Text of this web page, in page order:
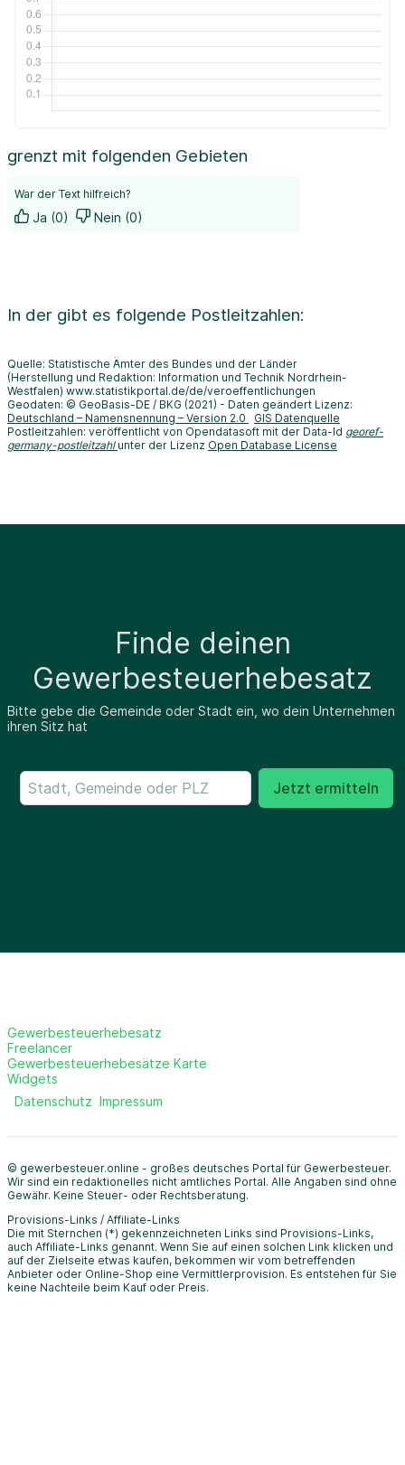
grenzt mit folgenden Gebieten
War der Text hilfreich?
Ja (0) Nein (0)
In der gibt es folgende Postleitzahlen:
Quelle: Statistische Ämter des Bundes und der Länder
(Herstellung und Redaktion: Information und Technik Nordrhein-
Westfalen) www.statistikportal.de/de/veroeffentlichungen
Geodaten: © GeoBasis-DE / BKG (2021) - Daten geändert Lizenz:
Deutschland – Namensnennung – Version 2.0
GIS Datenquelle
Postleitzahlen: veröffentlicht von Opendatasoft mit der Data-Id georef-
germany-postleitzahl unter der Lizenz Open Database License
Finde deinen
Gewerbesteuerhebesatz
Bitte gebe die Gemeinde oder Stadt ein, wo dein Unternehmen
ihren Sitz hat
Jetzt ermitteln
Gewerbesteuerhebesatz
Freelancer
Gewerbesteuerhebesätze Karte
Widgets
Datenschutz Impressum
© gewerbesteuer.online - großes deutsches Portal für Gewerbesteuer.
Wir sind ein redaktionelles nicht amtliches Portal. Alle Angaben sind ohne
Gewähr. Keine Steuer- oder Rechtsberatung.
Provisions-Links / Affiliate-Links
Die mit Sternchen (*) gekennzeichneten Links sind Provisions-Links,
auch Affiliate-Links genannt. Wenn Sie auf einen solchen Link klicken und
auf der Zielseite etwas kaufen, bekommen wir vom betreffenden
Anbieter oder Online-Shop eine Vermittlerprovision. Es entstehen für Sie
keine Nachteile beim Kauf oder Preis.